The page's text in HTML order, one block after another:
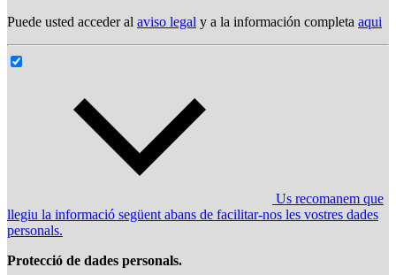
Puede usted acceder al aviso legal y a la información completa aqui
Us recomanem que
llegiu la informació següent abans de facilitar-nos les vostres dades
personals.
Protecció de dades personals.